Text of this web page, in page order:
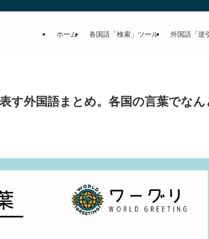
ホーム 各国語「検索」ツール 外国語「逆
す外国語まとめ。各国の言葉でなん